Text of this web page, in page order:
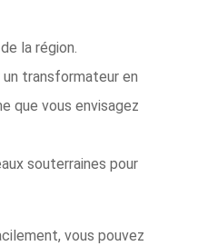
la région.
transformateur en
que vous envisagez
souterraines pour
vous pouvez